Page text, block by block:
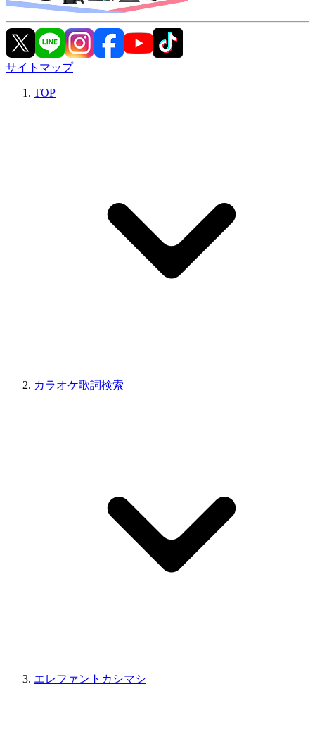
サイトマップ
TOP
カラオケ歌詞検索
エレファントカシマシ